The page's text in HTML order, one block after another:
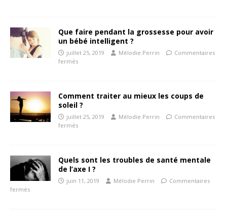
Que faire pendant la grossesse pour avoir
un bébé intelligent ?
juillet 25, 2019 Mélodie Perrin
Commentaires
fermés
Comment traiter au mieux les coups de
soleil ?
juillet 25, 2019 Mélodie Perrin
Commentaires
fermés
Quels sont les troubles de santé mentale
de l’axe I ?
juin 11, 2019 Mélodie Perrin
Commentaires
fermés